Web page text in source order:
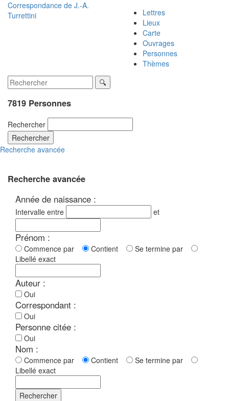
Correspondance de J.-A.
Turrettini
Lettres
Lieux
Carte
Ouvrages
Personnes
Thèmes
7819 Personnes
Rechercher
Rechercher
Recherche avancée
Recherche avancée
Année de naissance :
Intervalle entre et
Prénom :
Commence par Contient
Se termine par
Libellé exact
Auteur :
Oui
Correspondant :
Oui
Personne citée :
Oui
Nom :
Commence par Contient
Se termine par
Libellé exact
Rechercher